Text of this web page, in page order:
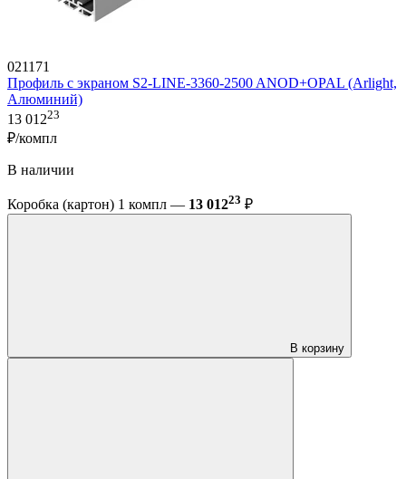
021171
Профиль с экраном S2-LINE-3360-2500 ANOD+OPAL (Arlight,
Алюминий)
13 01223
₽/компл
В наличии
Коробка (картон) 1 компл — 13 01223 ₽
В корзину